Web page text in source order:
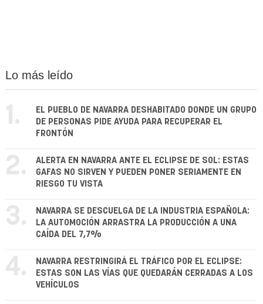
Lo más leído
1.
EL PUEBLO DE NAVARRA DESHABITADO DONDE UN GRUPO
DE PERSONAS PIDE AYUDA PARA RECUPERAR EL
FRONTÓN
2.
ALERTA EN NAVARRA ANTE EL ECLIPSE DE SOL: ESTAS
GAFAS NO SIRVEN Y PUEDEN PONER SERIAMENTE EN
RIESGO TU VISTA
3.
NAVARRA SE DESCUELGA DE LA INDUSTRIA ESPAÑOLA:
LA AUTOMOCIÓN ARRASTRA LA PRODUCCIÓN A UNA
CAÍDA DEL 7,7%
4.
NAVARRA RESTRINGIRÁ EL TRÁFICO POR EL ECLIPSE:
ESTAS SON LAS VÍAS QUE QUEDARÁN CERRADAS A LOS
VEHÍCULOS